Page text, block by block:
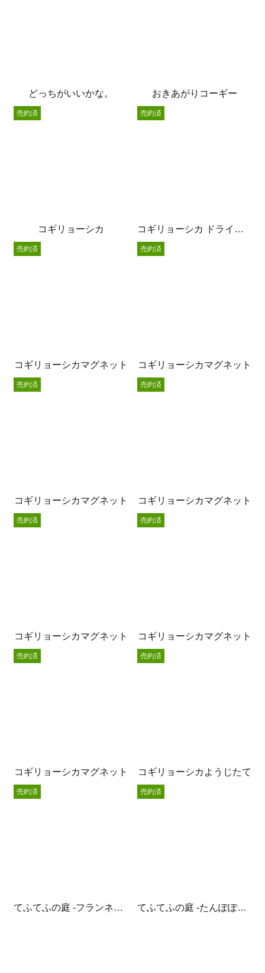
どっちがいいかな。 おきあがりコーギー
コギリョーシカ
売約済
コギリョーシカ ドライフラワー挿し
売約済
コギリョーシカマグネット
売約済
コギリョーシカマグネット
売約済
コギリョーシカマグネット
売約済
コギリョーシカマグネット
売約済
コギリョーシカマグネット
売約済
コギリョーシカマグネット
売約済
コギリョーシカマグネット
売約済
コギリョーシカようじたて
売約済
てふてふの庭 -フランネルフラワー-
売約済
てふてふの庭 -たんぽぽ綿毛-
売約済